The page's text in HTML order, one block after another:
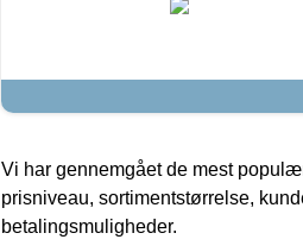
Vi har gennemgået de mest
prisniveau, sortimentstørrelse,
betalingsmuligheder.